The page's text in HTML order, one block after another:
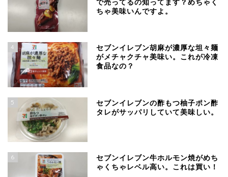
で売ってるの知ってます？めちゃく
ちゃ美味いんですよ。
4
セブンイレブン胡麻が濃厚な坦々麺
がメチャクチャ美味い。これが冷凍
食品なの？
5
セブンイレブンの酢もつ柚子ポン酢
タレがサッパリしていて美味しい。
6
セブンイレブン牛ホルモン焼がめち
ゃくちゃレベル高い。これは買い！